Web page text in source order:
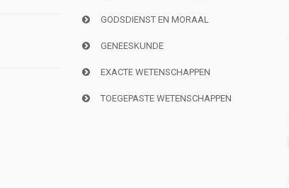
GODSDIENST EN MORAAL
GENEESKUNDE
EXACTE WETENSCHAPPEN
TOEGEPASTE WETENSCHAPPEN